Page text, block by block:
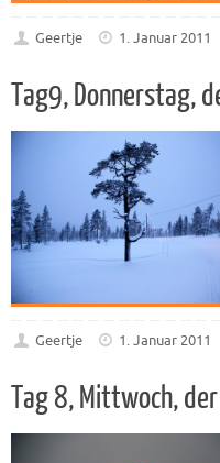
Geertje 1. Januar 2011
Tag9, Donnerstag,
Geertje 1. Januar 2011
Tag 8, Mittwoch,